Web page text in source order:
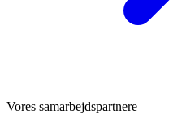
Vores samarbejdspartnere